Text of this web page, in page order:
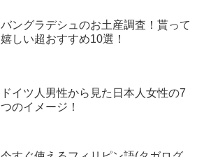
バングラデシュのお土産調査！貰って
嬉しい超おすすめ10選！
ドイツ人男性から見た日本人女性の7
つのイメージ！